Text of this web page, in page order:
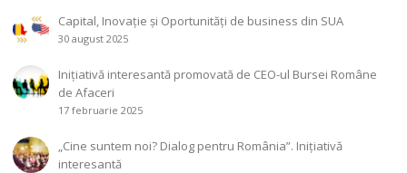
Capital, Inovație și Oportunități de business din SUA
30 august 2025
Inițiativă interesantă promovată de CEO-ul Bursei Române
de Afaceri
17 februarie 2025
„Cine suntem noi? Dialog pentru România”. Inițiativă
interesantă